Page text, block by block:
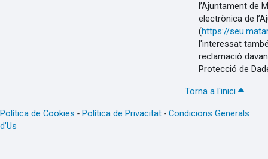
l’Ajuntament de
electrònica de
(https://
l'interessat
reclamació
Protecció de
Torna a l'inici
Política de Cookies - Política de Privacitat - Condicions Generals
d’Us